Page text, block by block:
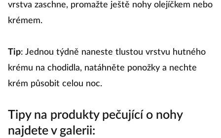
vrstva zaschne, promažte ještě nohy olejíčkem nebo
krémem.
Tip: Jednou týdně naneste tlustou vrstvu hutného
krému na chodidla, natáhněte ponožky a nechte
krém působit celou noc.
Tipy na produkty pečující o nohy
najdete v galerii: